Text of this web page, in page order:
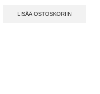
LISÄÄ OSTOSKORIIN